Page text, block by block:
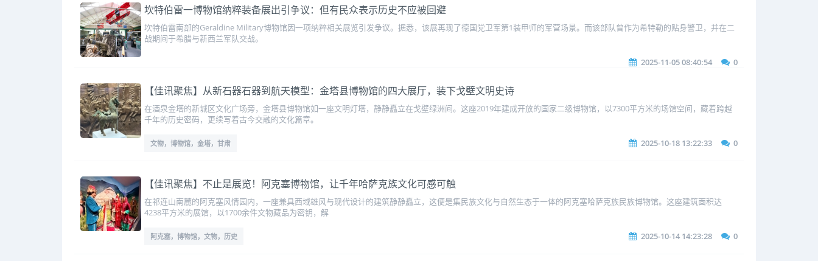
坎特伯雷一博物馆纳粹装备展出引争议：但有民众表示历史不应被回避
坎特伯雷南部的Geraldine Military博物馆因一项纳粹相关展览引发争议。据悉，该展再现了德国党卫军第1装甲师的军营场景。而该部队曾作为希特勒的贴身警卫，并在二
战期间于希腊与新西兰军队交战。
2025-11-05 08:40:54 0
【佳讯聚焦】从新石器石器到航天模型：金塔县博物馆的四大展厅，装下戈壁文明史诗
在酒泉金塔的新城区文化广场旁，金塔县博物馆如一座文明灯塔，静静矗立在戈壁绿洲间。这座2019年建成开放的国家二级博物馆，以7300平方米的场馆空间，藏着跨越
千年的历史密码，更续写着古今交融的文化篇章。
文物，博物馆，金塔，甘肃 2025-10-18 13:22:33 0
【佳讯聚焦】不止是展览！阿克塞博物馆，让千年哈萨克族文化可感可触
在祁连山南麓的阿克塞风情园内，一座兼具西域雄风与现代设计的建筑静静矗立，这便是集民族文化与自然生态于一体的阿克塞哈萨克族民族博物馆。这座建筑面积达
4238平方米的展馆，以1700余件文物藏品为密钥，解
阿克塞，博物馆，文物，历史 2025-10-14 14:23:28 0